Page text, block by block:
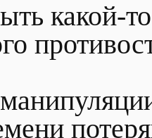
какой-